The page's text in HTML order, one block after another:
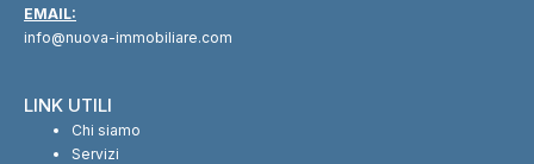
EMAIL:
info@nuova-immobiliare.com
LINK UTILI
Chi siamo
Servizi